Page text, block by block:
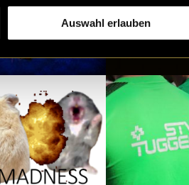
Auswahl erlauben